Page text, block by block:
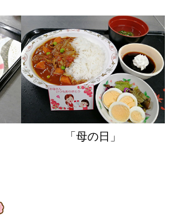
「母の日」